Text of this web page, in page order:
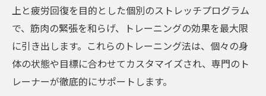
美を追求するためのメンタルケア
個人に最適な美のプログラムの選び方
持続可能な美しさのための生活習慣
ボディメイクを成功させるためのパーソナルジ
ムの選び方
上と疲労回復を目的とした個別のストレッチプログラム
で、筋肉の緊張を和らげ、トレーニングの効果を最大限
に引き出します。これらのトレーニング法は、個々の身
体の状態や目標に合わせてカスタマイズされ、専門のト
レーナーが徹底的にサポートします。